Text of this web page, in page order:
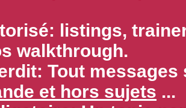
listings,
walkthrough.
Tout
et hors sujets ...